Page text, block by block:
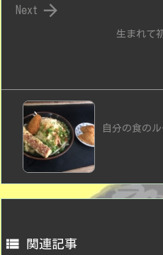
生まれて

Next
自分の食の
 関連記事